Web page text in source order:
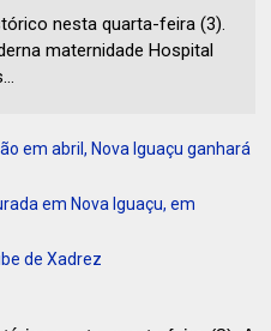
nesta quarta-feira (3).
maternidade Hospital
em abril, Nova Iguaçu ganhará
em Nova Iguaçu, em
de Xadrez